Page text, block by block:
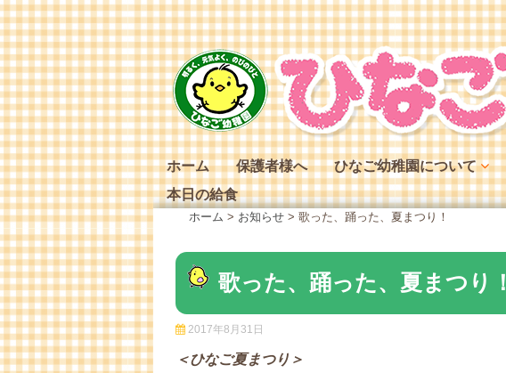
Skip
to
content
ホーム 保護者様へ
ひなご幼稚園について
ひなご幼稚園の特色
ひなご幼稚園の役割
ひなご幼稚園の一日
本日の給食
ホーム > お知らせ > 歌った、踊った、夏まつり！
歌った、踊った、夏まつり！
2017年8月31日
＜ひなご夏まつり＞